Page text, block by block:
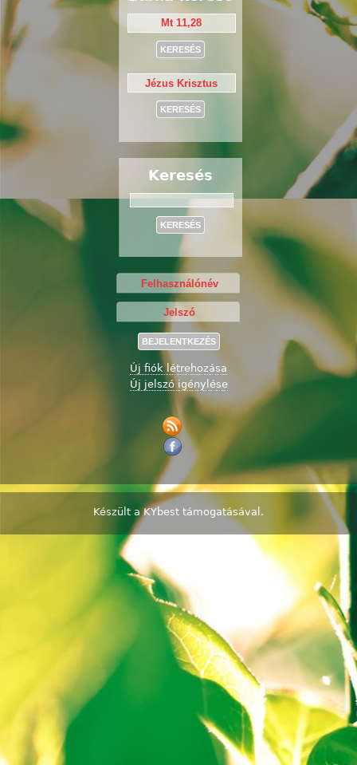
Keresés
Keresés
Új fiók létrehozása
Új jelszó igénylése
Készült aKYbest támogatásával.